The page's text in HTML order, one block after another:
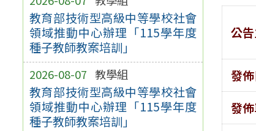
教育部技術型高級中等學校社會
領域推動中心辦理「115學年度
種子教師教案培訓」
2026-08-07 教學組
教育部技術型高級中等學校社會
領域推動中心辦理「115學年度
種子教師教案培訓」
公
發
發